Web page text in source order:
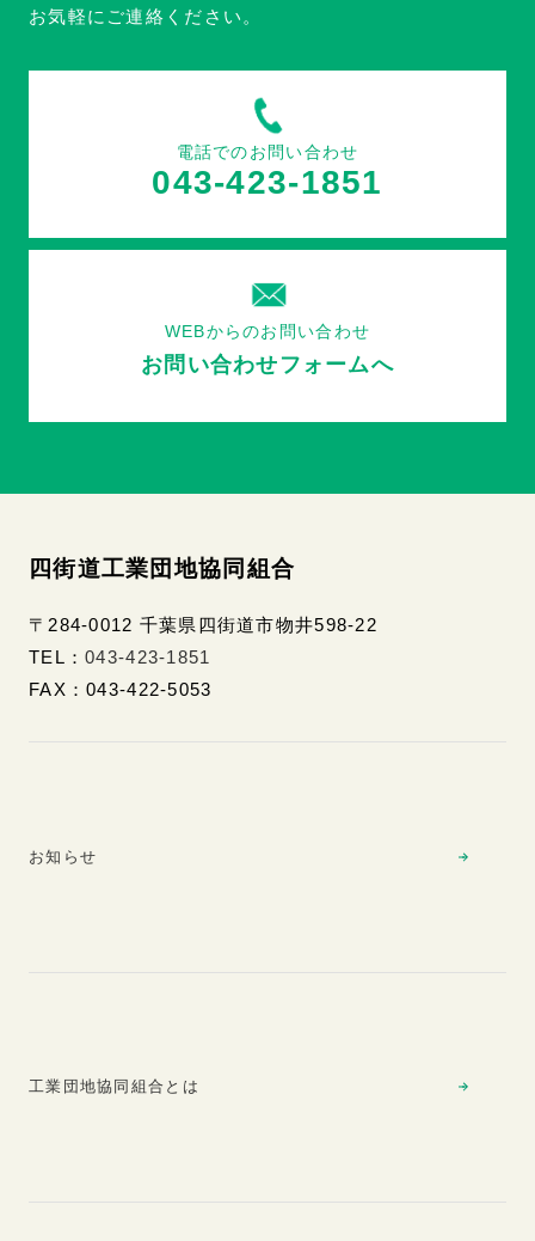
お気軽にご連絡ください。
電話でのお問い合わせ
043-423-1851
WEBからのお問い合わせ
お問い合わせフォームへ
お知らせ
工業団地協同組合とは
四街道工業団地協同組合
〒284-0012 千葉県四街道市物井598-22
TEL：043-423-1851
FAX：043-422-5053